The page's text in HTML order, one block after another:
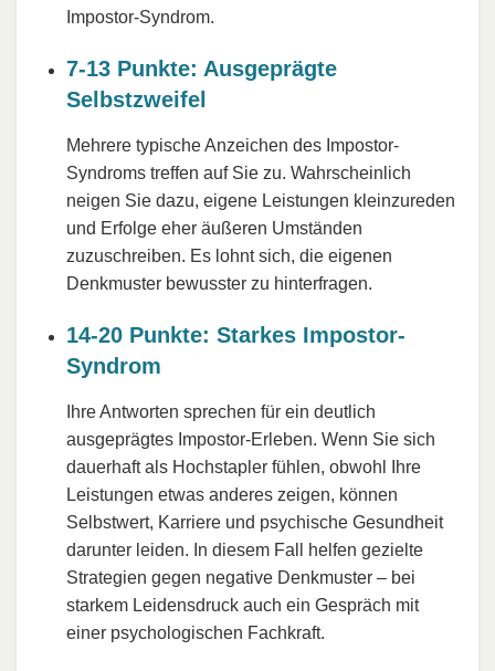
Impostor-Syndrom.
7-13 Punkte: Ausgeprägte
Selbstzweifel
Mehrere typische Anzeichen des Impostor-
Syndroms treffen auf Sie zu. Wahrscheinlich
neigen Sie dazu, eigene Leistungen kleinzureden
und Erfolge eher äußeren Umständen
zuzuschreiben. Es lohnt sich, die eigenen
Denkmuster bewusster zu hinterfragen.
14-20 Punkte: Starkes Impostor-
Syndrom
Ihre Antworten sprechen für ein deutlich
ausgeprägtes Impostor-Erleben. Wenn Sie sich
dauerhaft als Hochstapler fühlen, obwohl Ihre
Leistungen etwas anderes zeigen, können
Selbstwert, Karriere und psychische Gesundheit
darunter leiden. In diesem Fall helfen gezielte
Strategien gegen negative Denkmuster – bei
starkem Leidensdruck auch ein Gespräch mit
einer psychologischen Fachkraft.